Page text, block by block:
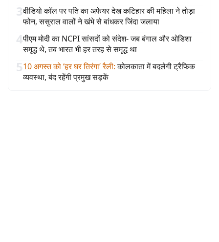
3वीडियो कॉल पर पति का अफेयर देख कटिहार की महिला ने तोड़ा
फोन, ससुराल वालों ने खंभे से बांधकर जिंदा जलाया
4पीएम मोदी का NCPI सांसदों को संदेश- जब बंगाल और ओडिशा
समृद्ध थे, तब भारत भी हर तरह से समृद्ध था
510 अगस्त को ‘हर घर तिरंगा’ रैली: कोलकाता में बदलेगी ट्रैफिक
व्यवस्था, बंद रहेंगी प्रमुख सड़कें